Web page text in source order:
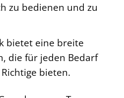
zu bedienen und zu
bietet eine breite
die für jeden Bedarf
bieten.